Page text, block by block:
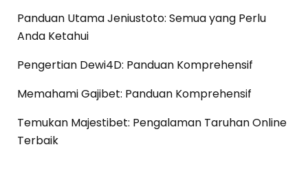
Panduan Utama Jeniustoto: Semua yang Perlu
Anda Ketahui
Pengertian Dewi4D: Panduan Komprehensif
Memahami Gajibet: Panduan Komprehensif
Temukan Majestibet: Pengalaman Taruhan Online
Terbaik